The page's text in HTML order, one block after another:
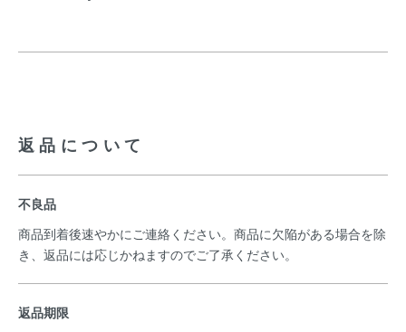
返品について
不良品
商品到着後速やかにご連絡ください。商品に欠陥がある場合を除
き、返品には応じかねますのでご了承ください。
返品期限